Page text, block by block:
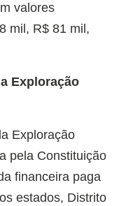
valores
mil, R$ 81 mil,
Exploração
Exploração
pela Constituição
financeira paga
estados, Distrito